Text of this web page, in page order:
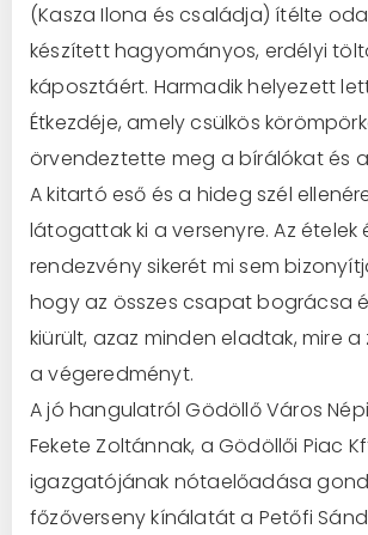
(Kasza Ilona és családja) ítélte
készített hagyományos, erdélyi t
káposztáért. Harmadik helyezett
Étkezdéje, amely csülkös
örvendeztette meg a bírálókat és
A kitartó eső és a hideg szél
látogattak ki a versenyre. Az ételek
rendezvény sikerét mi sem
hogy az összes csapat bográcsa
kiürült, azaz minden eladtak, mire a
a végeredményt.
A jó hangulatról Gödöllő Város
Fekete Zoltánnak, a Gödöllői Piac
igazgatójának nótaelőadása
főzőverseny kínálatát a Petőfi